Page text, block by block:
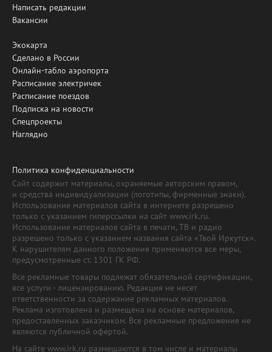
Написать редакции
Вакансии
Экокарта
Сделано в России
Онлайн-табло аэропорта
Расписание электричек
Расписание поездов
Подписка на новости
Спецпроекты
Наглядно
Политика конфиденциальности
Сайт содержит материалы, охраняемые авторским правом,
и средства индивидуализации (логотипы, фирменные знаки).
Использование материалов сайта в интернете разрешено
только с указанием гиперссылки на сайт www.irk.ru.
Использование материалов сайта в печати, ТВ и радио
разрешено только с указанием названия сайта «Твой Иркутск».
К нарушителям данного положения применяются все меры,
предусмотренные ст. 1301 ГК РФ.
Все рекламные товары подлежат обязательной сертификации,
все услуги - лицензированию. Редакция не несет
ответственности за содержание рекламных материалов.
Реклама изготовлена и размещена на основе материалов,
предоставленных заказчиком. Все рекламные предложения не
являются публичной офертой.
На сайте www.irk.ru размещаются в том числе и материалы